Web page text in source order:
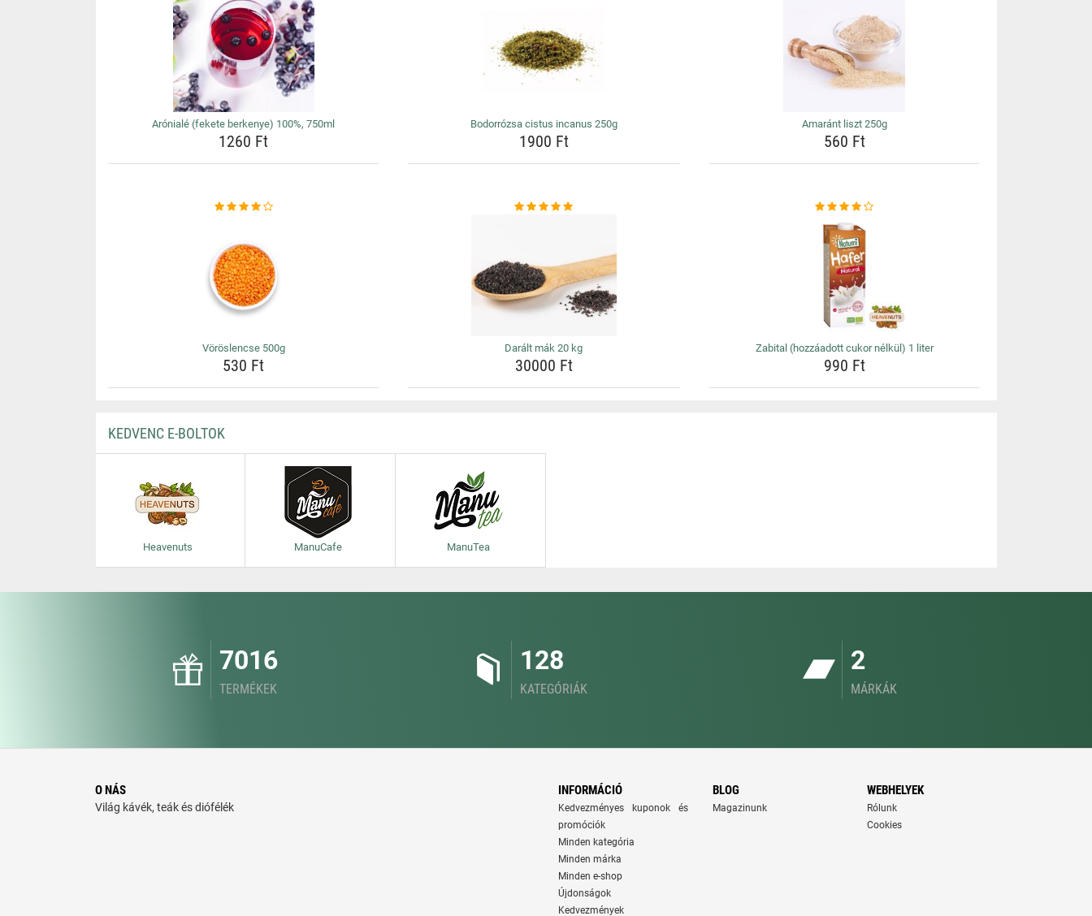
Arónialé (fekete berkenye) 100%, 750ml
1260 Ft
Bodorrózsa cistus incanus 250g
1900 Ft
Amaránt liszt 250g
560 Ft
Vöröslencse 500g
530 Ft
Darált mák 20 kg
30000 Ft
Zabital (hozzáadott cukor nélkül) 1 liter
990 Ft
KEDVENC E-BOLTOK
Heavenuts ManuCafe ManuTea
7016
TERMÉKEK
128
KATEGÓRIÁK
2
MÁRKÁK
O NÁS
Világ kávék, teák és diófélék
INFORMÁCIÓ
Kedvezményes kuponok és
promóciók
Minden kategória
Minden márka
Minden e-shop
Újdonságok
Kedvezmények
BLOG
Magazinunk
WEBHELYEK
Rólunk
Cookies